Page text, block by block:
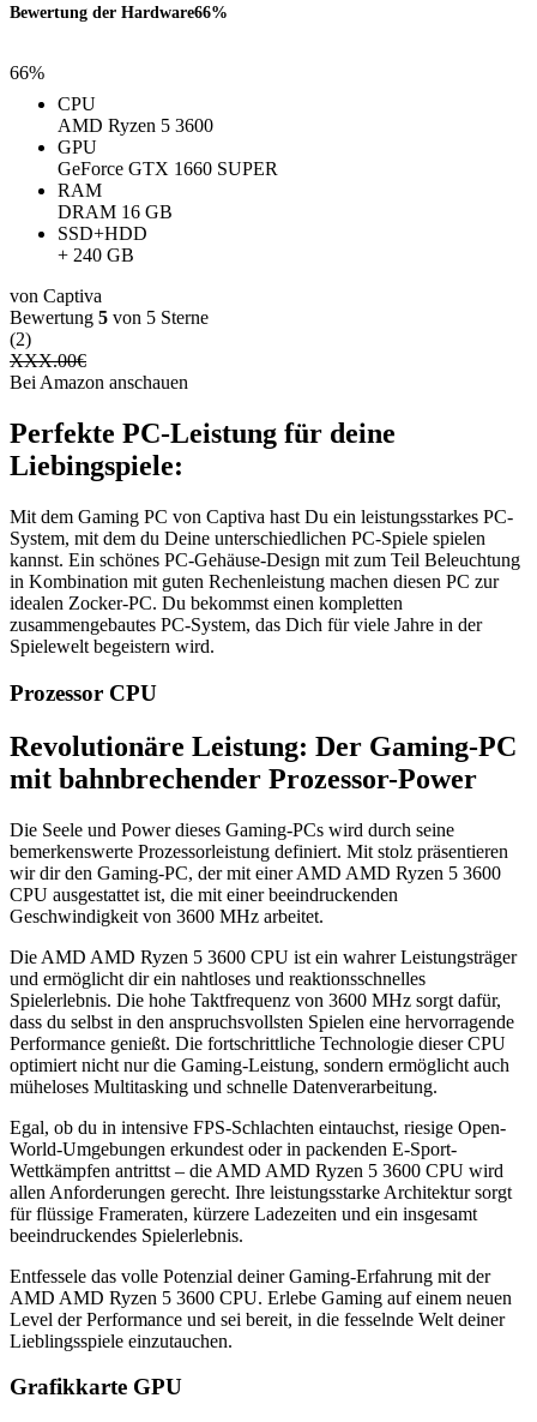
Bewertung der Hardware66%
66%
CPU
AMD Ryzen 5 3600
GPU
GeForce GTX 1660 SUPER
RAM
‎DRAM ‎16 GB
SSD+HDD
+ 240 GB
von Captiva
Bewertung 5 von 5 Sterne
(2)
XXX.00€
Bei Amazon anschauen
Perfekte PC-Leistung für deine
Liebingspiele:
Mit dem Gaming PC von Captiva hast Du ein leistungsstarkes PC-
System, mit dem du Deine unterschiedlichen PC-Spiele spielen
kannst. Ein schönes PC-Gehäuse-Design mit zum Teil Beleuchtung
in Kombination mit guten Rechenleistung machen diesen PC zur
idealen Zocker-PC. Du bekommst einen kompletten
zusammengebautes PC-System, das Dich für viele Jahre in der
Spielewelt begeistern wird.
Prozessor CPU
Revolutionäre Leistung: Der Gaming-PC
mit bahnbrechender Prozessor-Power
Die Seele und Power dieses Gaming-PCs wird durch seine
bemerkenswerte Prozessorleistung definiert. Mit stolz präsentieren
wir dir den Gaming-PC, der mit einer ‎AMD AMD Ryzen 5 3600
CPU ausgestattet ist, die mit einer beeindruckenden
Geschwindigkeit von ‎3600 MHz arbeitet.
Die ‎AMD AMD Ryzen 5 3600 CPU ist ein wahrer Leistungsträger
und ermöglicht dir ein nahtloses und reaktionsschnelles
Spielerlebnis. Die hohe Taktfrequenz von ‎3600 MHz sorgt dafür,
dass du selbst in den anspruchsvollsten Spielen eine hervorragende
Performance genießt. Die fortschrittliche Technologie dieser CPU
optimiert nicht nur die Gaming-Leistung, sondern ermöglicht auch
müheloses Multitasking und schnelle Datenverarbeitung.
Egal, ob du in intensive FPS-Schlachten eintauchst, riesige Open-
World-Umgebungen erkundest oder in packenden E-Sport-
Wettkämpfen antrittst – die ‎AMD AMD Ryzen 5 3600 CPU wird
allen Anforderungen gerecht. Ihre leistungsstarke Architektur sorgt
für flüssige Frameraten, kürzere Ladezeiten und ein insgesamt
beeindruckendes Spielerlebnis.
Entfessele das volle Potenzial deiner Gaming-Erfahrung mit der
‎AMD AMD Ryzen 5 3600 CPU. Erlebe Gaming auf einem neuen
Level der Performance und sei bereit, in die fesselnde Welt deiner
Lieblingsspiele einzutauchen.
Grafikkarte GPU